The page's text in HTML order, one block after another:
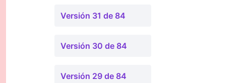
Versión 31 de 84
Versión 30 de 84
Versión 29 de 84